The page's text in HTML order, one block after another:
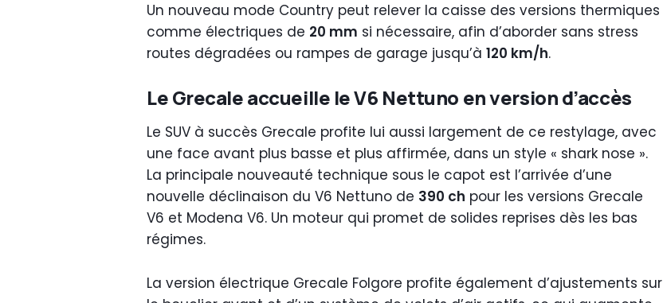
Un nouveau mode Country peut relever la caisse des versions thermiques
comme électriques de 20 mm si nécessaire, afin d’aborder sans stress
routes dégradées ou rampes de garage jusqu’à 120 km/h.
Le Grecale accueille le V6 Nettuno en version d’accès
Le SUV à succès Grecale profite lui aussi largement de ce restylage, avec
une face avant plus basse et plus affirmée, dans un style « shark nose ».
La principale nouveauté technique sous le capot est l’arrivée d’une
nouvelle déclinaison du V6 Nettuno de 390 ch pour les versions Grecale
V6 et Modena V6. Un moteur qui promet de solides reprises dès les bas
régimes.
La version électrique Grecale Folgore profite également d’ajustements sur